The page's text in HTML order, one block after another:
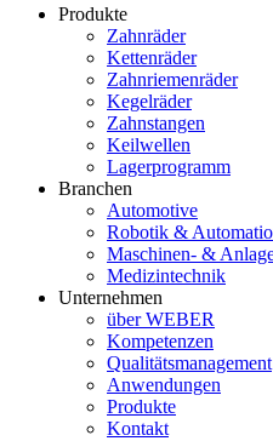
Produkte
Zahnräder
Kettenräder
Zahnriemenräder
Kegelräder
Zahnstangen
Keilwellen
Lagerprogramm
Branchen
Automotive
Robotik &
Maschinen- &
Medizintechnik
Unternehmen
über WEBER
Kompetenzen
Qualitätsmanagement
Anwendungen
Produkte
Kontakt